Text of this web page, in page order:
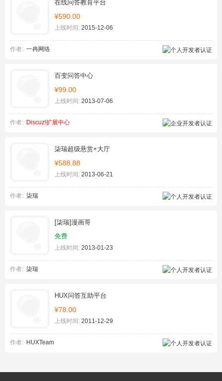
在线问答教育平台
¥590.00
上线时间: 2015-12-06
作者: 一冉网络
百变问答中心
¥99.00
上线时间: 2013-07-06
作者: Discuz!扩展中心
柒瑞超级悬赏+大厅
¥588.88
上线时间: 2013-06-21
作者: 柒瑞
[柒瑞]漫画哥
免费
上线时间: 2013-01-23
作者: 柒瑞
HUX问答互助平台
¥78.00
上线时间: 2011-12-29
作者: HUXTeam